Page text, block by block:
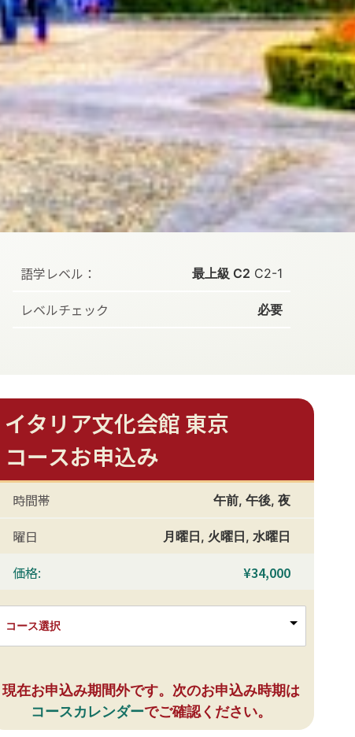
語学レベル： 最上級 C2 C2-1
レベルチェック 必要
イタリア文化会館 東京
コースお申込み
時間帯 午前, 午後, 夜
曜日 月曜日, 火曜日, 水曜日
価格: ¥34,000
コース選択
現在お申込み期間外です。次のお申込み時期は
コースカレンダーでご確認ください。